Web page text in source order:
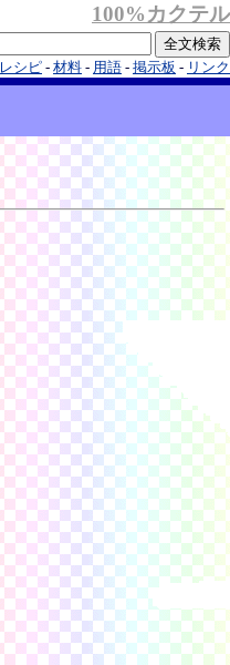
100%カクテル
レシピ - 材料 - 用語 - 掲示板 - リンク